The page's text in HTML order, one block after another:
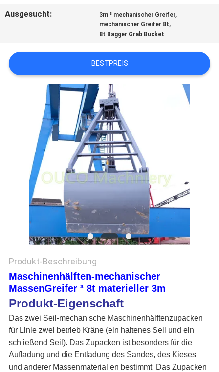
NEUIGKEITEN
RECHTSSACHEN
CONTACT
SITEMAP
DATENSCHUTZRICHTLINIE
Ausgesucht: 3m ³ mechanischer Greifer,
mechanischer Greifer 8t,
8t Bagger Grab Bucket
BESTPREIS
Produkt-Beschreibung
Maschinenhälften-mechanischer
MassenGreifer ³ 8t materieller 3m
Produkt-Eigenschaft
Das zwei Seil-mechanische Maschinenhälftenzupacken
für Linie zwei betrieb Kräne (ein haltenes Seil und ein
schließend Seil). Das Zupacken ist besonders für die
Aufladung und die Entladung des Sandes, des Kieses
und anderer Massenmaterialien bestimmt. Das Zupacken